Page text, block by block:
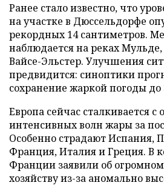
Ранее стало известно, что
на участке в Дюссельдорфе
рекордных 14 сантиметров.
наблюдается на реках
Вайсе-Эльстер. Улучшения
предвидится: синоптики
сохранение жаркой погоды до
Европа сейчас сталкивается
интенсивных волн жары за
Особенно страдают Испания,
Франция, Италия и Греция. В
Франции заявили об
хозяйству из-за аномально